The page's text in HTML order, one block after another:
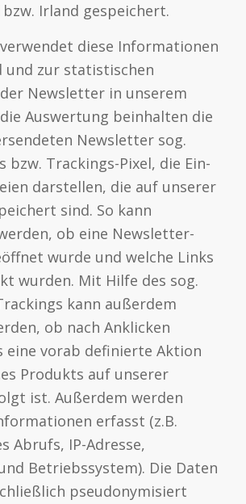
Irland gespeichert.
verwendet diese Informationen
und zur statistischen
Newsletter in unserem
Auswertung beinhalten die
Newsletter sog.
bzw. Trackings-Pixel, die Ein-
darstellen, die auf unserer
sind. So kann
ob eine Newsletter-
wurde und welche Links
wurden. Mit Hilfe des sog.
kann außerdem
ob nach Anklicken
eine vorab definierte Aktion
Produkts auf unserer
ist. Außerdem werden
erfasst (z.B.
Abrufs, IP-Adresse,
Betriebssystem). Die Daten
pseudonymisiert